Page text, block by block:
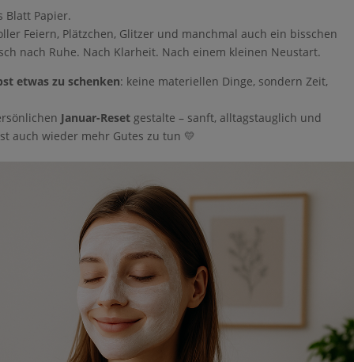
Blatt Papier.
Feiern, Plätzchen, Glitzer und manchmal auch ein bisschen
nach Ruhe. Nach Klarheit. Nach einem kleinen Neustart.
etwas zu schenken: keine materiellen Dinge, sondern Zeit,
Januar-Reset gestalte – sanft, alltagstauglich und
auch wieder mehr Gutes zu tun 💛